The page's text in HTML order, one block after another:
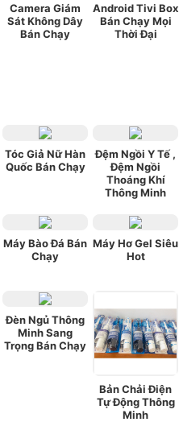
Camera Giám
Sát Không Dây
Bán Chạy
Android Tivi Box
Bán Chạy Mọi
Thời Đại
Tóc Giả Nữ Hàn
Quốc Bán Chạy
Đệm Ngồi Y Tế ,
Đệm Ngồi
Thoáng Khí
Thông Minh
Máy Bào Đá Bán
Chạy
Máy Hơ Gel Siêu
Hot
Đèn Ngủ Thông
Minh Sang
Trọng Bán Chạy
Bản Chải Điện
Tự Động Thông
Minh